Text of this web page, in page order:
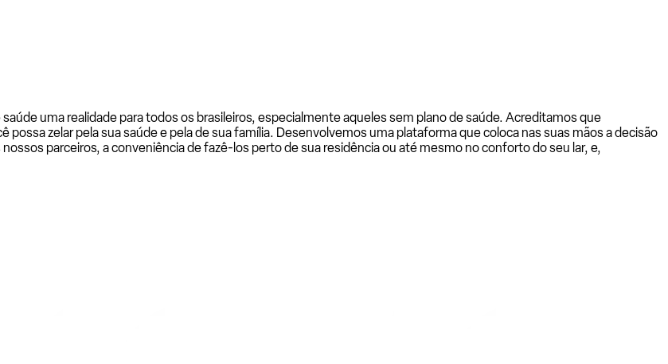
uma realidade para todos os brasileiros, especialmente aqueles sem plano de saúde. Acreditamos que
zelar pela sua saúde e pela de sua família. Desenvolvemos uma plataforma que coloca nas suas mãos a decisão
parceiros, a conveniência de fazê-los perto de sua residência ou até mesmo no conforto do seu lar, e,